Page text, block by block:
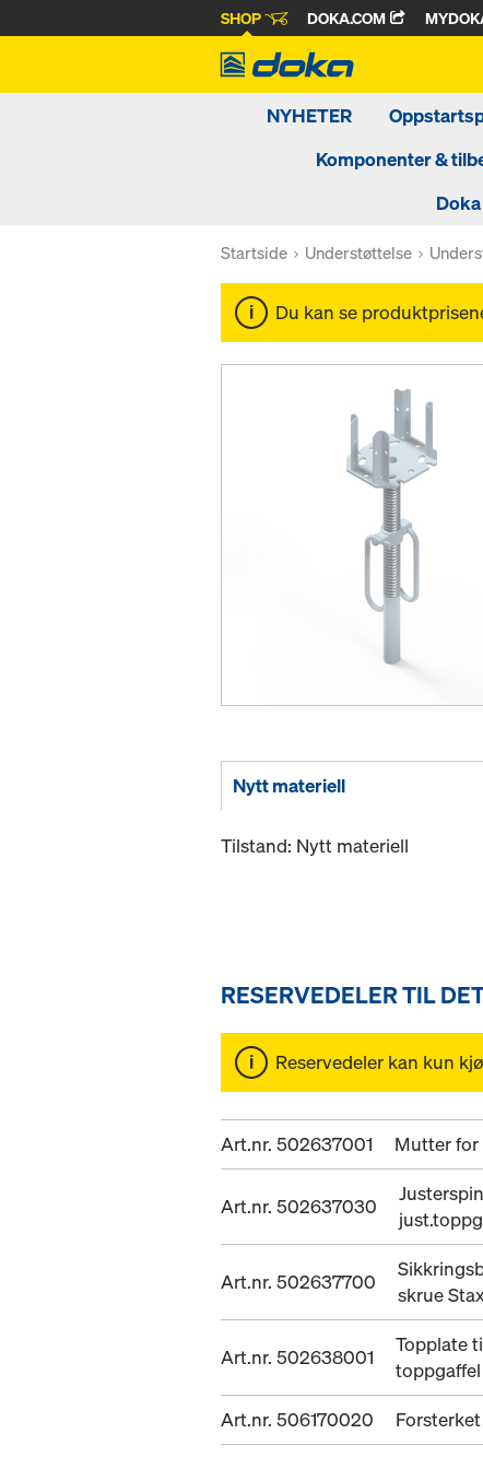
SHOP DOKA.COM
NYHETER
Komponenter &
Startside Understøttelse
Du kan se
Nytt materiell
Tilstand: Nytt materiell
RESERVEDELER TIL
Reservedeler kan kun
Art.nr. 502637001 Mutter
Art.nr. 502637030
Art.nr. 502637700
skrue
Art.nr. 502638001
Topplate
toppgaffel
Art.nr. 506170020